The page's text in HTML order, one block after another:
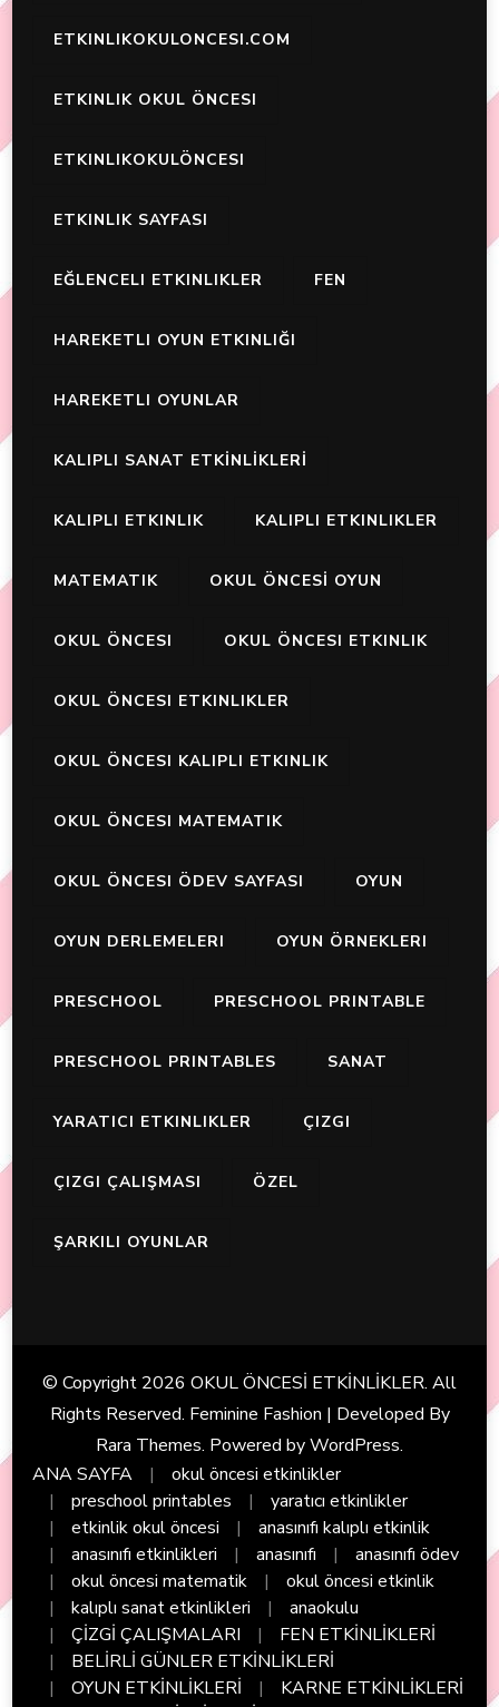
ETKINLIKOKULONCESI.COM
ETKINLIK OKUL ÖNCESI
ETKINLIKOKULÖNCESI
ETKINLIK SAYFASI
EĞLENCELI ETKINLIKLER FEN
HAREKETLI OYUN ETKINLIĞI
HAREKETLI OYUNLAR
KALIPLI SANAT ETKİNLİKLERİ
KALIPLI ETKINLIK KALIPLI ETKINLIKLER
MATEMATIK OKUL ÖNCESİ OYUN
OKUL ÖNCESI OKUL ÖNCESI ETKINLIK
OKUL ÖNCESI ETKINLIKLER
OKUL ÖNCESI KALIPLI ETKINLIK
OKUL ÖNCESI MATEMATIK
OKUL ÖNCESI ÖDEV SAYFASI OYUN
OYUN DERLEMELERI OYUN ÖRNEKLERI
PRESCHOOL PRESCHOOL PRINTABLE
PRESCHOOL PRINTABLES SANAT
YARATICI ETKINLIKLER ÇIZGI
ÇIZGI ÇALIŞMASI ÖZEL
ŞARKILI OYUNLAR
© Copyright 2026 OKUL ÖNCESİ ETKİNLİKLER. All
Rights Reserved. Feminine Fashion | Developed By
Rara Themes. Powered byWordPress.
ANA SAYFA
okul öncesi etkinlikler
preschool printables
yaratıcı etkinlikler
etkinlik okul öncesi
anasınıfı kalıplı etkinlik
anasınıfı etkinlikleri
anasınıfı
anasınıfı ödev
okul öncesi matematik
okul öncesi etkinlik
kalıplı sanat etkinlikleri
anaokulu
ÇİZGİ ÇALIŞMALARI
FEN ETKİNLİKLERİ
BELİRLİ GÜNLER ETKİNLİKLERİ
OYUN ETKİNLİKLERİ
KARNE ETKİNLİKLERİ